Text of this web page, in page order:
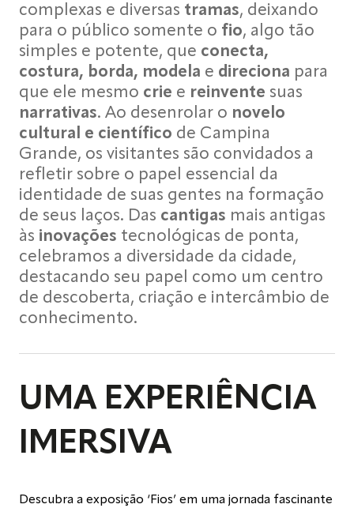
complexas e diversas tramas, deixando
para o público somente o fio, algo tão
simples e potente, que conecta,
costura, borda, modela e direciona para
que ele mesmo crie e reinvente suas
narrativas. Ao desenrolar o novelo
cultural e científico de Campina
Grande, os visitantes são convidados a
refletir sobre o papel essencial da
identidade de suas gentes na formação
de seus laços. Das cantigas mais antigas
às inovações tecnológicas de ponta,
celebramos a diversidade da cidade,
destacando seu papel como um centro
de descoberta, criação e intercâmbio de
conhecimento.
UMA EXPERIÊNCIA
IMERSIVA
Descubra a exposição ‘Fios’ em uma jornada fascinante